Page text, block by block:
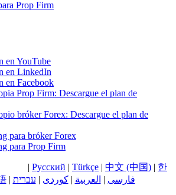
Prop Firm
en YouTube
en LinkedIn
en Facebook
Prop Firm: Descargue el plan de
bróker Forex: Descargue el plan de
para bróker Forex
para Prop Firm
| Русский | Türkçe | 中文 (中国) | 한
| עברית | کوردی| العربية | فارسی